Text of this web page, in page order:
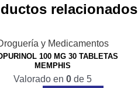
relacionados
y Medicamentos
100 MG 30 TABLETAS
MEMPHIS
Valorado en0 de 5